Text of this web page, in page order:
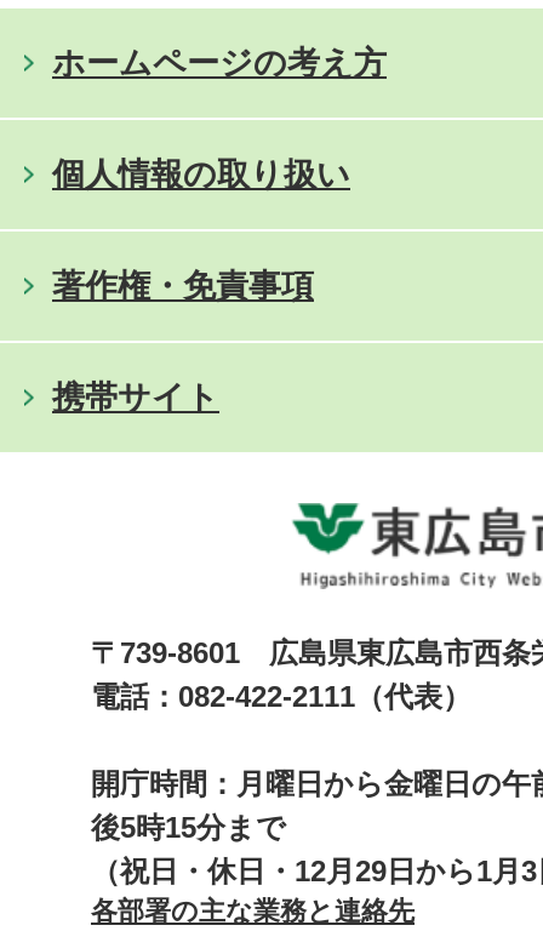
ホームページの考え方
個人情報の取り扱い
著作権・免責事項
携帯サイト
〒739-8601 広島県東広島市西
電話：082-422-2111（代表）
開庁時間：月曜日から金曜日の午
後5時15分まで
（祝日・休日・12月29日から1月
各部署の主な業務と連絡先